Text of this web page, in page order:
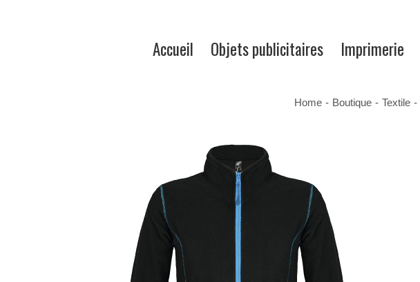
Accueil Objets publicitaires Imprimerie
Home - Boutique - Textile -